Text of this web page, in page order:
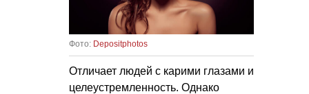
Фото: Depositphotos
Отличает людей с карими глазами и
целеустремленность. Однако